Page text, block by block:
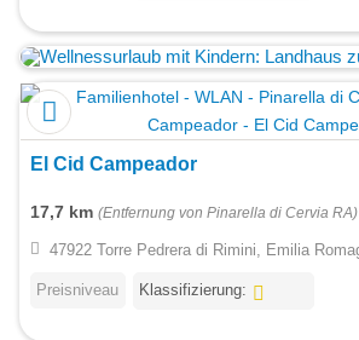
El Cid Campeador
17,7 km (Entfernung von Pinarella di Cervia RA)
47922 Torre Pedrera di Rimini, Emilia
Preisniveau Klassifizierung: